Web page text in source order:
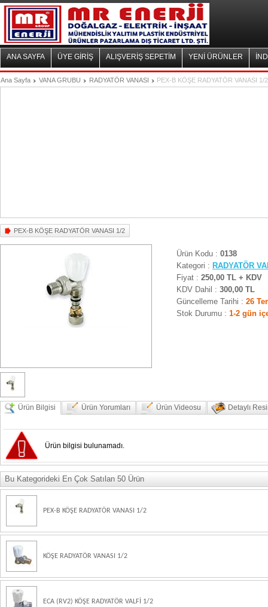
ANA SAYFA ÜYE GİRİŞ ALIŞVERİŞ SEPETİM YENİ ÜRÜNLER
Ana Sayfa VANA GRUBU RADYATÖR VANASI PEX-B KÖŞE RADYATÖR VANASI 1/2
PEX-B KÖŞE RADYATÖR VANASI 1/2
Ürün Kodu : 0138
Kategori : RADYATÖR
Fiyat : 250,00 TL + KDV
KDV Dahil : 300,00 TL
Güncelleme Tarihi : 26
Stok Durumu : 1-2 gün
Ürün Bilgisi Ürün Yorumları Ürün Videosu Detaylı
Ürün bilgisi bulunamadı.
Bu Kategorideki En Çok Satılan 50 Ürün
PEX-B KÖŞE RADYATÖR VANASI 1/2
KÖŞE RADYATÖR VANASI 1/2
ECA (RV2) KÖŞE RADYATÖR VALFİ 1/2